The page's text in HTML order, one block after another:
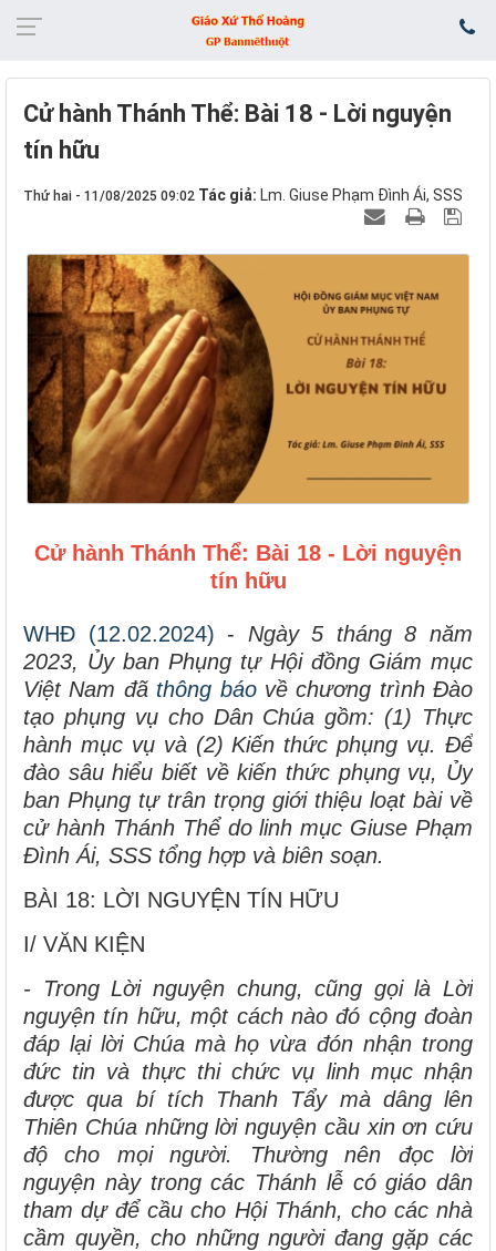
Cử hành Thánh Thể: Bài 18 - Lời nguyện
tín hữu
Thứ hai - 11/08/2025 09:02 Tác giả: Lm. Giuse Phạm Đình Ái, SSS
Cử hành Thánh Thể: Bài 18 - Lời nguyện
tín hữu
WHĐ (12.02.2024) - Ngày 5 tháng 8 năm
2023, Ủy ban Phụng tự Hội đồng Giám mục
Việt Nam đã thông báovề chương trình Đào
tạo phụng vụ cho Dân Chúa gồm: (1) Thực
hành mục vụ và (2) Kiến thức phụng vụ. Để
đào sâu hiểu biết về kiến thức phụng vụ, Ủy
ban Phụng tự trân trọng giới thiệu loạt bài về
cử hành Thánh Thể do linh mục Giuse Phạm
Đình Ái, SSS tổng hợp và biên soạn.
BÀI 18: LỜI NGUYỆN TÍN HỮU
I/ VĂN KIỆN
- Trong Lời nguyện chung, cũng gọi là Lời
nguyện tín hữu, một cách nào đó cộng đoàn
đáp lại lời Chúa mà họ vừa đón nhận trong
đức tin và thực thi chức vụ linh mục nhận
được qua bí tích Thanh Tẩy mà dâng lên
Thiên Chúa những lời nguyện cầu xin ơn cứu
độ cho mọi người. Thường nên đọc lời
nguyện này trong các Thánh lễ có giáo dân
tham dự để cầu cho Hội Thánh, cho các nhà
cầm quyền, cho những người đang gặp các